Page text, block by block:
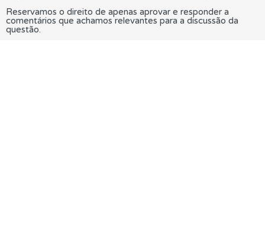
Reservamos o direito de apenas aprovar e responder a
comentários que achamos relevantes para a discussão da
questão.